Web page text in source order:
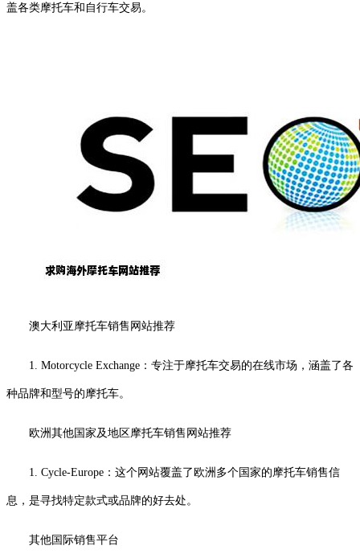
盖各类摩托车和自行车交易。
澳大利亚摩托车销售网站推荐
1. Motorcycle Exchange：专注于摩托车交易的在线市场，涵盖了各
种品牌和型号的摩托车。
欧洲其他国家及地区摩托车销售网站推荐
1. Cycle-Europe：这个网站覆盖了欧洲多个国家的摩托车销售信
息，是寻找特定款式或品牌的好去处。
其他国际销售平台